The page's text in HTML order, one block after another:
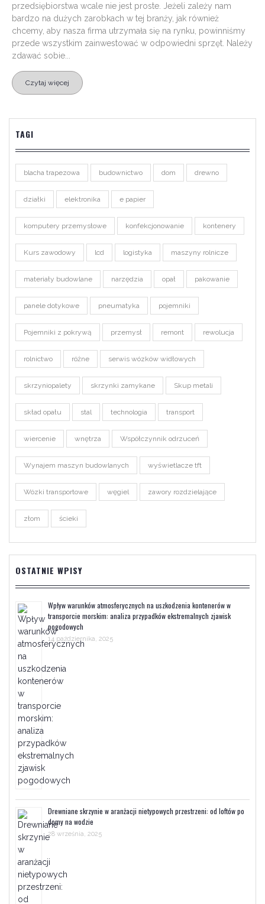
przedsiębiorstwa wcale nie jest proste. Jeżeli zależy nam
bardzo na dużych zarobkach w tej branży, jak również
chcemy, aby nasza firma utrzymała się na rynku, powinniśmy
przede wszystkim zainwestować w odpowiedni sprzęt. Należy
zdawać sobie...
Czytaj więcej
TAGI
blacha trapezowa budownictwo dom drewno
działki elektronika e papier
komputery przemysłowe konfekcjonowanie kontenery
Kurs zawodowy lcd logistyka maszyny rolnicze
materiały budowlane narzędzia opał pakowanie
panele dotykowe pneumatyka pojemniki
Pojemniki z pokrywą przemysł remont rewolucja
rolnictwo różne serwis wózków widłowych
skrzyniopalety skrzynki zamykane Skup metali
skład opału stal technologia transport
wiercenie wnętrza Współczynnik odrzuceń
Wynajem maszyn budowlanych wyświetlacze tft
Wózki transportowe węgiel zawory rozdzielające
złom ścieki
OSTATNIE WPISY
Wpływ warunków atmosferycznych na uszkodzenia kontenerów w
transporcie morskim: analiza przypadków ekstremalnych zjawisk
pogodowych
14 października, 2025
Drewniane skrzynie w aranżacji nietypowych przestrzeni: od loftów po
domy na wodzie
28 września, 2025